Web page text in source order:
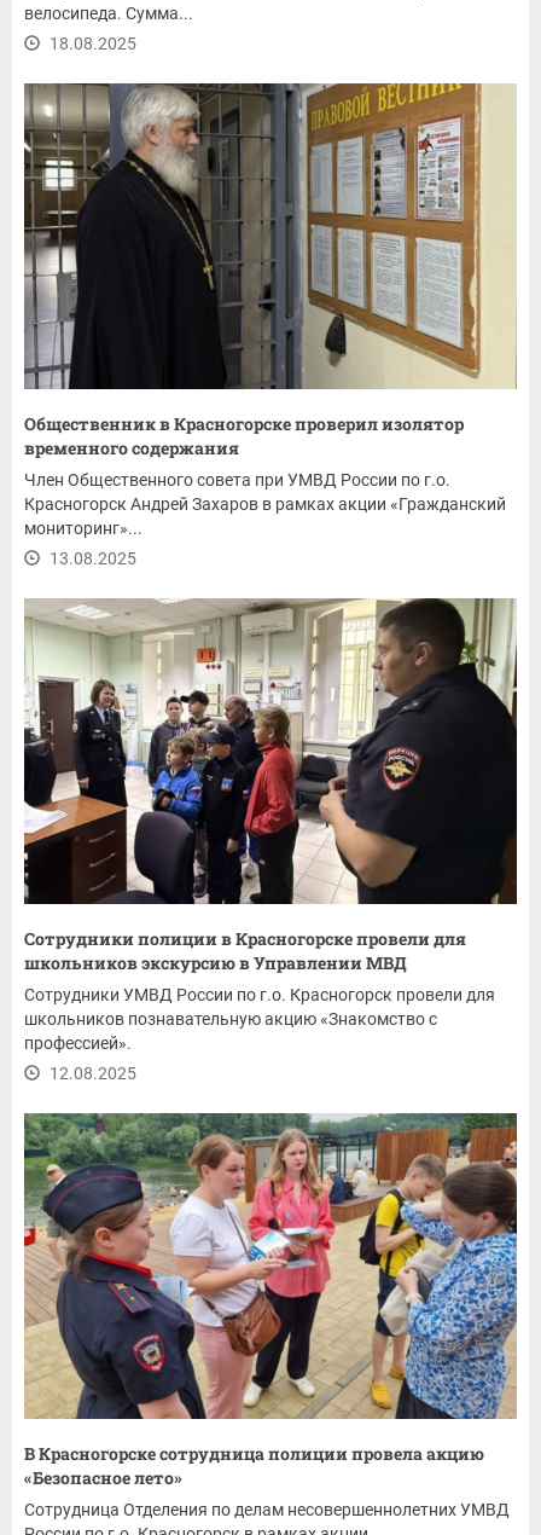
велосипеда. Сумма...
18.08.2025
Общественник в Красногорске проверил изолятор
временного содержания
Член Общественного совета при УМВД России по г.о.
Красногорск Андрей Захаров в рамках акции «Гражданский
мониторинг»...
13.08.2025
Сотрудники полиции в Красногорске провели для
школьников экскурсию в Управлении МВД
Сотрудники УМВД России по г.о. Красногорск провели для
школьников познавательную акцию «Знакомство с
профессией».
12.08.2025
В Красногорске сотрудница полиции провела акцию
«Безопасное лето»
Сотрудница Отделения по делам несовершеннолетних УМВД